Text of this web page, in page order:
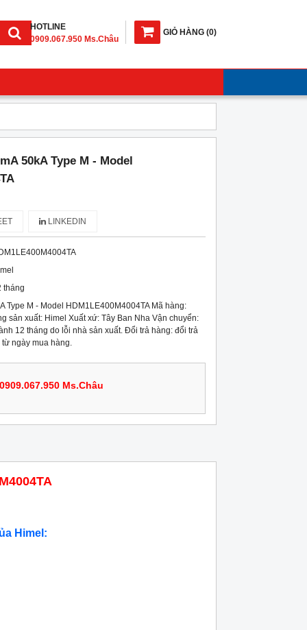
GIỎ HÀNG (0)
HOTLINE
0909.067.950 Ms.Châu
50kA Type M - Model
LINKEDIN
tháng
Type M - Model HDM1LE400M4004TA Mã hàng:
sản xuất: Himel Xuất xứ: Tây Ban Nha Vận chuyển:
12 tháng do lỗi nhà sản xuất. Đổi trả hàng: đổi trả
ngày mua hàng.
0909.067.950 Ms.Châu
Himel: